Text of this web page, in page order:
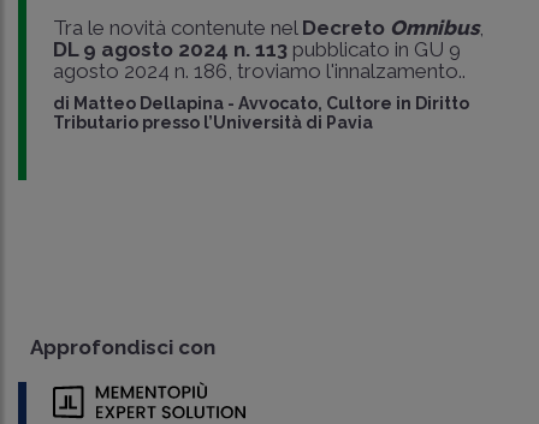
Tra le novità contenute nel Decreto Omnibus,
DL 9 agosto 2024 n. 113pubblicato in GU 9
agosto 2024 n. 186, troviamo l'innalzamento..
di Matteo Dellapina - Avvocato, Cultore in Diritto
Tributario presso l’Università di Pavia
Approfondisci con